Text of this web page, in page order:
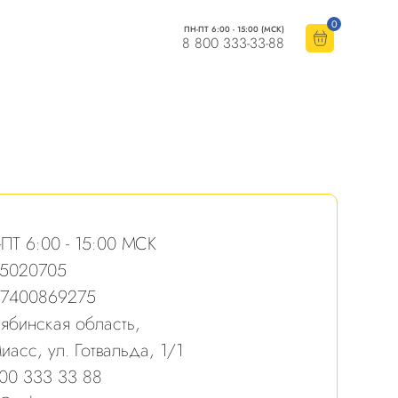
ПН-ПТ 6:00 - 15:00 (МСК)
8 800 333-33-88
0
6:00 - 15:00 МСК
область,
ул. Готвальда, 1/1
333 33 88